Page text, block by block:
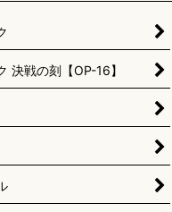
決戦の刻【OP-16】